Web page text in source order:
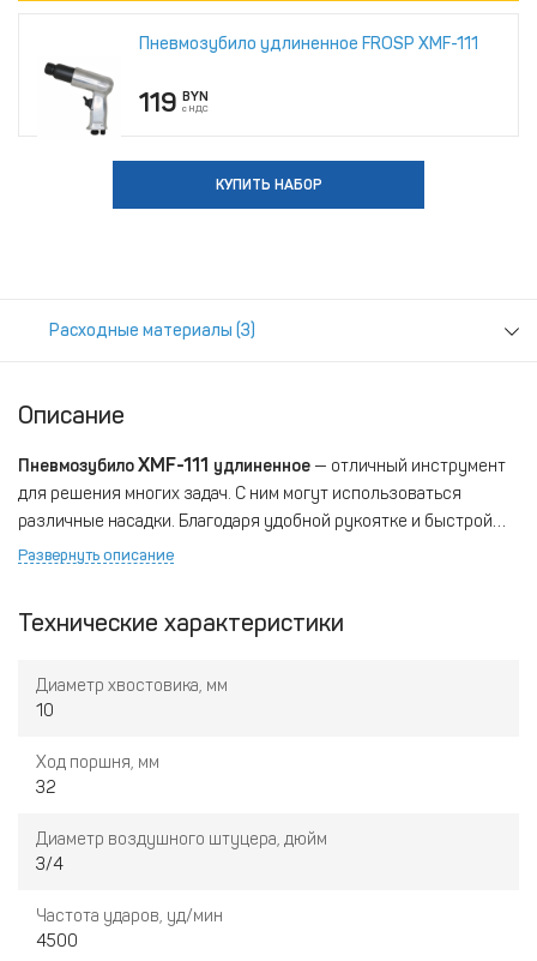
КУПИТЬ НАБОР
Пневмозубило удлиненное FROSP XMF-111
119 BYN
с НДС
Расходные материалы (3)
Описание
ПневмозубилоXMF-111 удлиненное — отличный инструмент
для решения многих задач. C ним могут использоваться
различные насадки. Благодаря удобной рукоятке и быстрой
смене насадок инструмент быстро и эффективно справляется
использовать его на сложных объектах и в труднодоступных
Развернуть описание
Технические характеристики
Диаметр хвостовика, мм
10
Ход поршня, мм
32
Диаметр воздушного штуцера, дюйм
3/4
Частота ударов, уд/мин
4500